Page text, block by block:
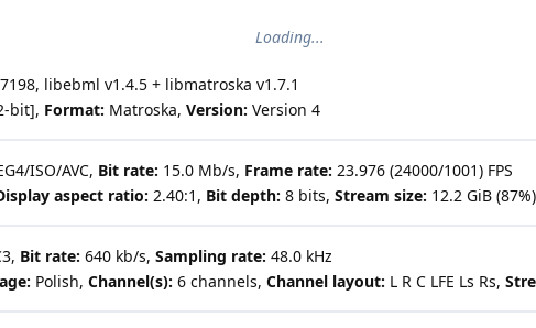
Loading...
libebml v1.4.5 + libmatroska v1.7.1
bit], Format: Matroska, Version: Version 4
ISO/AVC, Bit rate: 15.0 Mb/s, Frame rate: 23.976 (24000/1001) FPS
aspect ratio: 2.40:1, Bit depth: 8 bits, Stream size: 12.2 GiB (87%)
Bit rate: 640 kb/s, Sampling rate: 48.0 kHz
Polish, Channel(s): 6 channels, Channel layout: L R C LFE Ls Rs,